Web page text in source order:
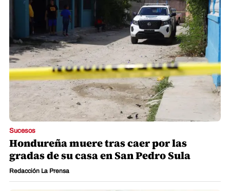
Sucesos
Hondureña muere tras caer por las
gradas de su casa en San Pedro Sula
Redacción La Prensa